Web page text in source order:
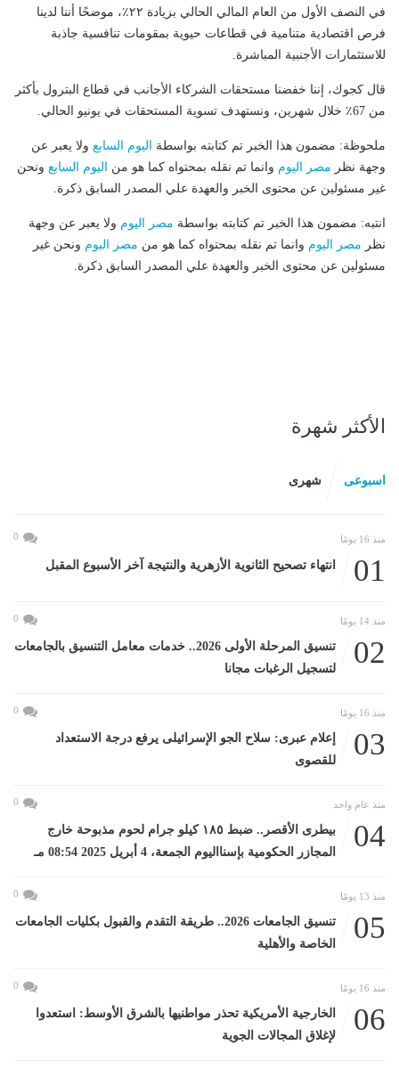
في النصف الأول من العام المالي الحالي بزيادة ٢٢٪، موضحًا أننا لدينا
فرص اقتصادية متنامية في قطاعات حيوية بمقومات تنافسية جاذبة
للاستثمارات الأجنبية المباشرة.
قال كجوك، إننا خفضنا مستحقات الشركاء الأجانب في قطاع البترول بأكثر
من 67٪ خلال شهرين، ونستهدف تسوية المستحقات في يونيو الحالي.
ملحوظة: مضمون هذا الخبر تم كتابته بواسطة اليوم السابع ولا يعبر عن
وجهة نظر مصر اليوم وانما تم نقله بمحتواه كما هو من اليوم السابع ونحن
غير مسئولين عن محتوى الخبر والعهدة علي المصدر السابق ذكرة.
انتبه: مضمون هذا الخبر تم كتابته بواسطة مصر اليوم ولا يعبر عن وجهة
نظر مصر اليوم وانما تم نقله بمحتواه كما هو من مصر اليوم ونحن غير
مسئولين عن محتوى الخبر والعهدة علي المصدر السابق ذكرة.
الأكثر شهرة
اسبوعى شهرى
منذ 16 يومًا 0
01 انتهاء تصحيح الثانوية الأزهرية والنتيجة آخر الأسبوع المقبل
منذ 14 يومًا 0
02
تنسيق المرحلة الأولى 2026.. خدمات معامل التنسيق بالجامعات
لتسجيل الرغبات مجانا
منذ 16 يومًا 0
03
إعلام عبرى: سلاح الجو الإسرائيلى يرفع درجة الاستعداد
للقصوى
منذ عام واحد 0
04
بيطرى الأقصر.. ضبط ١٨٥ كيلو جرام لحوم مذبوحة خارج
المجازر الحكومية بإسنااليوم الجمعة، 4 أبريل 2025 08:54 مـ
منذ 13 يومًا 0
05
تنسيق الجامعات 2026.. طريقة التقدم والقبول بكليات الجامعات
الخاصة والأهلية
منذ 16 يومًا 0
06
الخارجية الأمريكية تحذر مواطنيها بالشرق الأوسط: استعدوا
لإغلاق المجالات الجوية